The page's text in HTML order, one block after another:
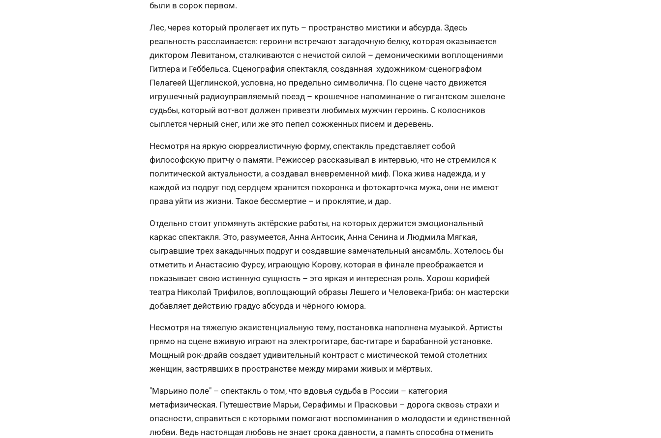
были в сорок первом.
Лес, через который пролегает их путь – пространство мистики и абсурда. Здесь
реальность расслаивается: героини встречают загадочную белку, которая оказывается
диктором Левитаном, сталкиваются с нечистой силой – демоническими воплощениями
Гитлера и Геббельса. Сценография спектакля, созданная художником-сценографом
Пелагеей Щеглинской, условна, но предельно символична. По сцене часто движется
игрушечный радиоуправляемый поезд – крошечное напоминание о гигантском эшелоне
судьбы, который вот-вот должен привезти любимых мужчин героинь. С колосников
сыплется черный снег, или же это пепел сожженных писем и деревень.
Несмотря на яркую сюрреалистичную форму, спектакль представляет собой
философскую притчу о памяти. Режиссер рассказывал в интервью, что не стремился к
политической актуальности, а создавал вневременной миф. Пока жива надежда, и у
каждой из подруг под сердцем хранится похоронка и фотокарточка мужа, они не имеют
права уйти из жизни. Такое бессмертие – и проклятие, и дар.
Отдельно стоит упомянуть актёрские работы, на которых держится эмоциональный
каркас спектакля. Это, разумеется, Анна Антосик, Анна Сенина и Людмила Мягкая,
сыгравшие трех закадычных подруг и создавшие замечательный ансамбль. Хотелось бы
отметить и Анастасию Фурсу, играющую Корову, которая в финале преображается и
показывает свою истинную сущность – это яркая и интересная роль. Хорош корифей
театра Николай Трифилов, воплощающий образы Лешего и Человека-Гриба: он мастерски
добавляет действию градус абсурда и чёрного юмора.
Несмотря на тяжелую экзистенциальную тему, постановка наполнена музыкой. Артисты
прямо на сцене вживую играют на электрогитаре, бас-гитаре и барабанной установке.
Мощный рок-драйв создает удивительный контраст с мистической темой столетних
женщин, застрявших в пространстве между мирами живых и мёртвых.
"Марьино поле" – спектакль о том, что вдовья судьба в России – категория
метафизическая. Путешествие Марьи, Серафимы и Прасковьи – дорога сквозь страхи и
опасности, справиться с которыми помогают воспоминания о молодости и единственной
любви. Ведь настоящая любовь не знает срока давности, а память способна отменить